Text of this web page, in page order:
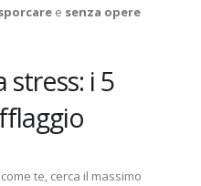
e senza opere
stress: i 5
te, cerca il massimo